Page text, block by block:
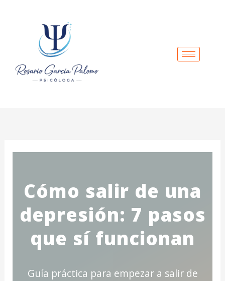
Cómo salir de una
depresión: 7 pasos
que sí funcionan
Guía práctica para empezar a salir de